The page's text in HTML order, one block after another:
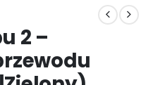
2 –